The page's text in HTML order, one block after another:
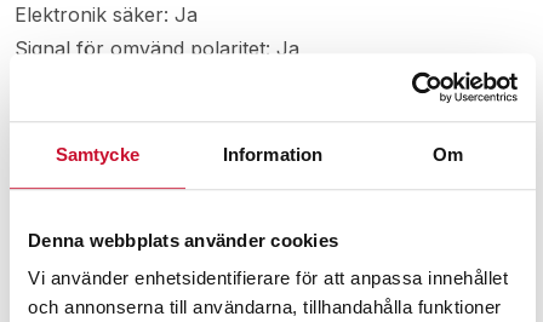
Samtycke Information Om
Denna webbplats använder cookies
Vi använder enhetsidentifierare för att anpassa innehållet
och annonserna till användarna, tillhandahålla funktioner
Elektronik säker: Ja
Signal för omvänd polaritet: Ja
Kabelarea: 35 mm2
Säkring: Ja
Startkablarnas längd: 1,35 m
Vikt: 20,5 kg